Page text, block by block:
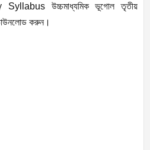
উচ্চমাধ্যমিক ভূগোল তৃতীয়
করুন।